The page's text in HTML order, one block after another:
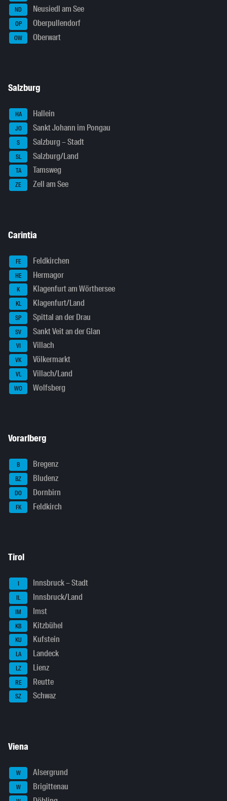
ND Neusiedl am See
OP Oberpullendorf
OW Oberwart
Salzburg
HA Hallein
JO Sankt Johann im Pongau
S Salzburg – Stadt
SL Salzburg/Land
TA Tamsweg
ZE Zell am See
Carintia
FE Feldkirchen
HE Hermagor
K Klagenfurt am Wörthersee
KL Klagenfurt/Land
SP Spittal an der Drau
SV Sankt Veit an der Glan
VI Villach
VK Völkermarkt
VL Villach/Land
WO Wolfsberg
Vorarlberg
B Bregenz
BZ Bludenz
DO Dornbirn
FK Feldkirch
Tirol
I Innsbruck – Stadt
IL Innsbruck/Land
IM Imst
KB Kitzbühel
KU Kufstein
LA Landeck
LZ Lienz
RE Reutte
SZ Schwaz
Viena
W Alsergrund
W Brigittenau